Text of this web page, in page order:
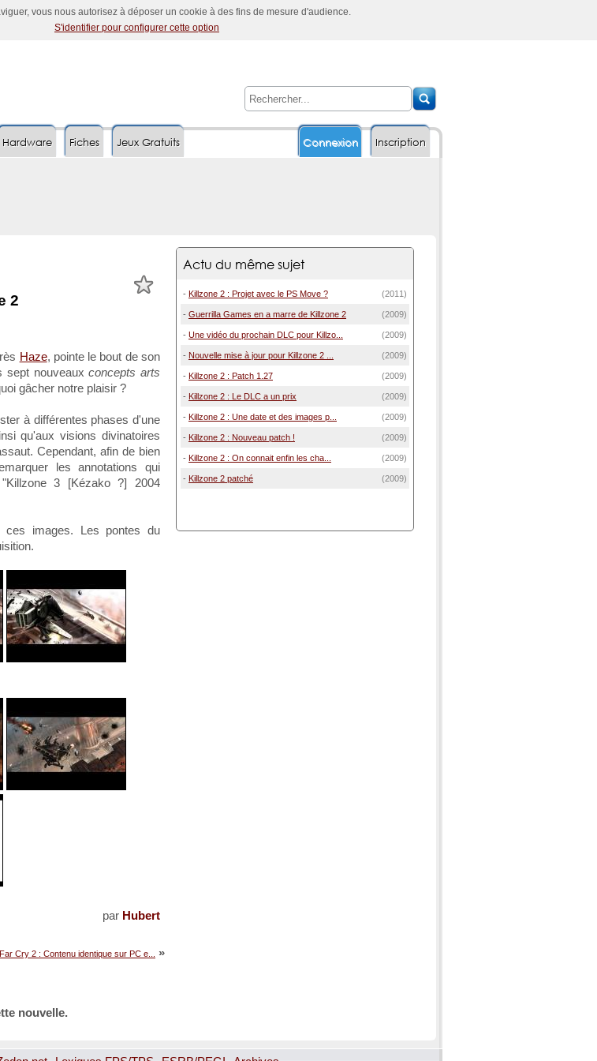
vous nous autorisez à déposer un cookie à des fins de mesure d'audience.
S'identifier pour configurer cette option
Inscription
Hardware Fiches Connexion
Jeux Gratuits
2
Haze, pointe le bout de son
sept nouveauxconcepts arts
gâcher notre plaisir ?
à différentes phases d'une
qu'aux visions divinatoires
Cependant, afin de bien
les annotations qui
3 [Kézako ?] 2004
images. Les pontes du
par Hubert
Far Cry 2 : Contenu identique sur PC e... »
nouvelle.
Actu du même sujet
- Killzone 2 : Projet avec le PS Move ? (2011)
- Guerrilla Games en a marre de Killzone 2 (2009)
- Une vidéo du prochain DLC pour Killzo... (2009)
- Nouvelle mise à jour pour Killzone 2 ... (2009)
- Killzone 2 : Patch 1.27 (2009)
- Killzone 2 : Le DLC a un prix (2009)
- Killzone 2 : Une date et des images p... (2009)
- Killzone 2 : Nouveau patch ! (2009)
- Killzone 2 : On connait enfin les cha... (2009)
- Killzone 2 patché (2009)